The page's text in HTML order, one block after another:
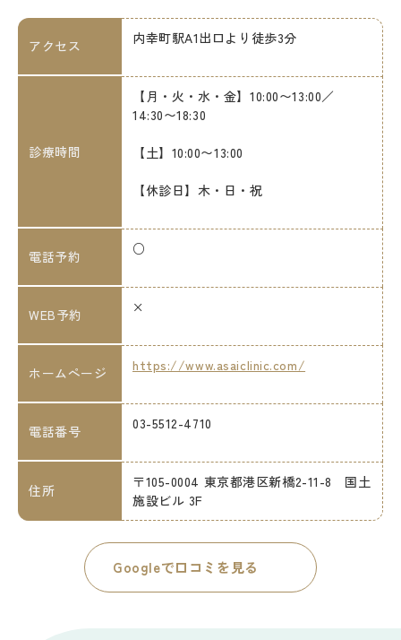
アクセス 内幸町駅A1出口より徒歩3分
診療時間
【月・火・水・金】10:00〜13:00／
14:30〜18:30
【土】10:00〜13:00
【休診日】木・日・祝
電話予約 ○
WEB予約 ×
ホームページ https://www.asaiclinic.com/
電話番号 03-5512-4710
住所
〒105-0004 東京都港区新橋2-11-8 国土
施設ビル 3F
Googleで口コミを見る